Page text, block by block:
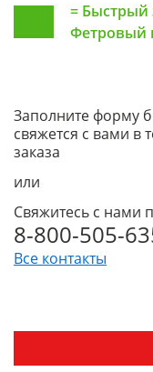
= Быстрый
Фетровый
Заполните форму
свяжется с вами в
заказа
или
Свяжитесь с нами
8-800-505-
Все контакты